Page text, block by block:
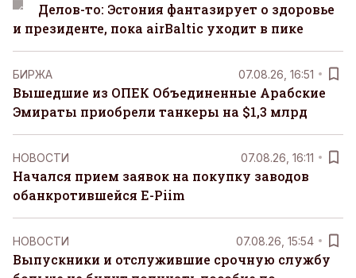
Делов-то: Эстония фантазирует о здоровье
и президенте, пока airBaltic уходит в пике
БИРЖА 07.08.26, 16:51
Вышедшие из ОПЕК Объединенные Арабские
Эмираты приобрели танкеры на $1,3 млрд
НОВОСТИ 07.08.26, 16:11
Начался прием заявок на покупку заводов
обанкротившейся E-Piim
НОВОСТИ 07.08.26, 15:54
Выпускники и отслужившие срочную службу